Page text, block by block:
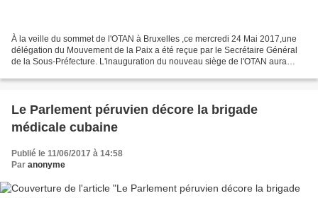
À la veille du sommet de l'OTAN à Bruxelles ,ce mercredi 24 Mai 2017,une
délégation du Mouvement de la Paix a été reçue par le Secrétaire Général
de la Sous-Préfecture. L'inauguration du nouveau siège de l'OTAN aura
Le Parlement péruvien décore la brigade
médicale cubaine
Publié le 11/06/2017 à 14:58
Par anonyme